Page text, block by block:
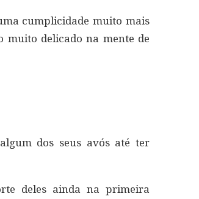
cumplicidade muito mais
muito delicado na mente de
dos seus avós até ter
deles ainda na primeira